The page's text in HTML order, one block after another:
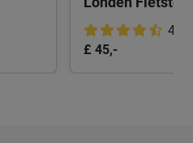
4.8
£ 45,-